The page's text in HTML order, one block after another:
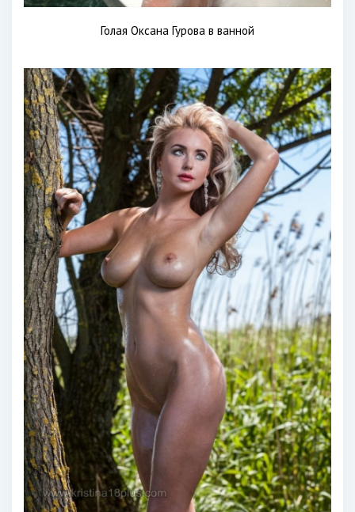
Голая Оксана Гурова в ванной